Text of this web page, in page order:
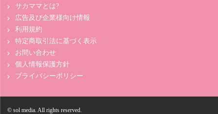
サカママとは?
広告及び企業様向け情報
利用規約
特定商取引法に基づく表示
お問い合わせ
個人情報保護方針
プライバシーポリシー
© sol media. All rights reserved.